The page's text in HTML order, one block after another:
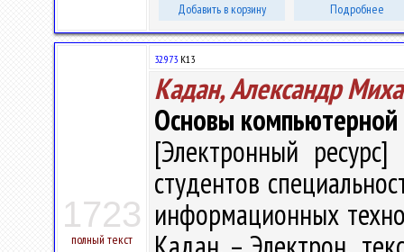
Добавить в корзину Подробнее
1723
полный текст
32.973 К13
Кадан, Александр
Основы компьютерной
[Электронный
студентов
информационных